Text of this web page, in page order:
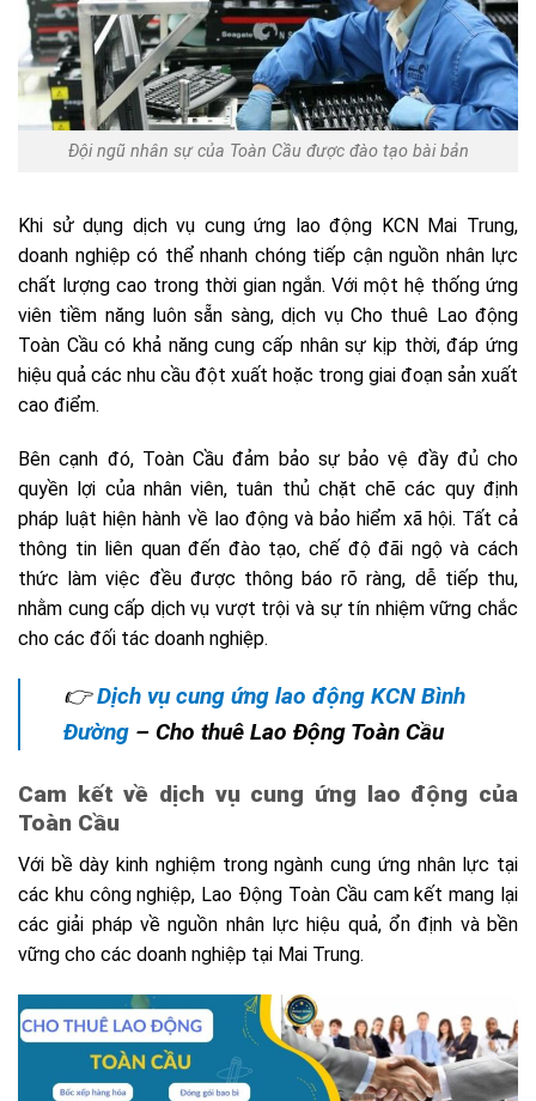
Đội ngũ nhân sự của Toàn Cầu được đào tạo bài bản
Khi sử dụng dịch vụ cung ứng lao động KCN Mai Trung,
doanh nghiệp có thể nhanh chóng tiếp cận nguồn nhân lực
chất lượng cao trong thời gian ngắn. Với một hệ thống ứng
viên tiềm năng luôn sẵn sàng, dịch vụ Cho thuê Lao động
Toàn Cầu có khả năng cung cấp nhân sự kịp thời, đáp ứng
hiệu quả các nhu cầu đột xuất hoặc trong giai đoạn sản xuất
cao điểm.
Bên cạnh đó, Toàn Cầu đảm bảo sự bảo vệ đầy đủ cho
quyền lợi của nhân viên, tuân thủ chặt chẽ các quy định
pháp luật hiện hành về lao động và bảo hiểm xã hội. Tất cả
thông tin liên quan đến đào tạo, chế độ đãi ngộ và cách
thức làm việc đều được thông báo rõ ràng, dễ tiếp thu,
nhằm cung cấp dịch vụ vượt trội và sự tín nhiệm vững chắc
cho các đối tác doanh nghiệp.
👉 Dịch vụ cung ứng lao động KCN Bình
Đường – Cho thuê Lao Động Toàn Cầu
Cam kết về dịch vụ cung ứng lao động của
Toàn Cầu
Với bề dày kinh nghiệm trong ngành cung ứng nhân lực tại
các khu công nghiệp, Lao Động Toàn Cầu cam kết mang lại
các giải pháp về nguồn nhân lực hiệu quả, ổn định và bền
vững cho các doanh nghiệp tại Mai Trung.